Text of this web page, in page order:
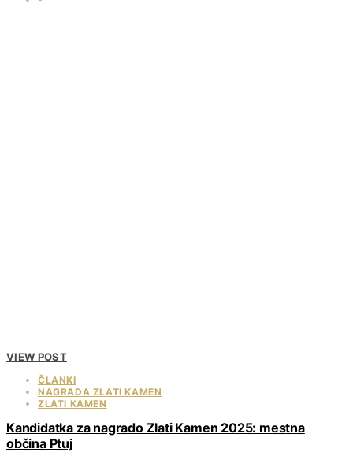
VIEW POST
ČLANKI
NAGRADA ZLATI KAMEN
ZLATI KAMEN
Kandidatka za nagrado Zlati Kamen 2025: mestna
občina Ptuj